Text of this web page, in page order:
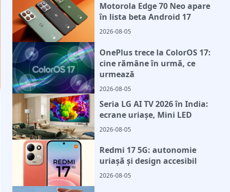
Motorola Edge 70 Neo apare
în lista beta Android 17
2026-08-05
OnePlus trece la ColorOS 17:
cine rămâne în urmă, ce
urmează
2026-08-05
Seria LG AI TV 2026 în India:
ecrane uriașe, Mini LED
2026-08-05
Redmi 17 5G: autonomie
uriașă și design accesibil
2026-08-05